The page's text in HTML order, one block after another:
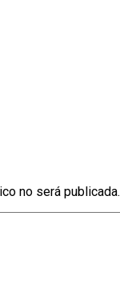
no será publicada.